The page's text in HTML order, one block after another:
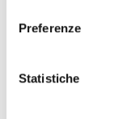
Preferenze
Statistiche